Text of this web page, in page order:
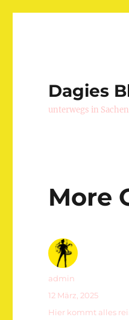
Dagies
unterwegs in
More
Autor
admin
Veröffentlicht
am
12 März, 2025
Kategorien
Hier kommt alles